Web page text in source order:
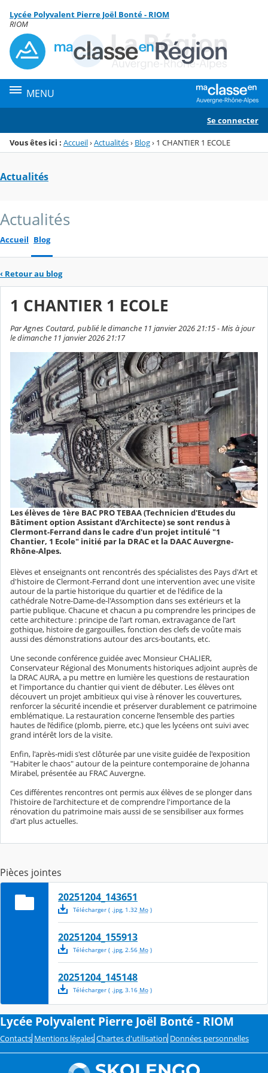
Menu de la rubrique
Contenu
Lycée Polyvalent Pierre Joël Bonté - RIOM
RIOM
MENU
Se connecter
Vous êtes ici : Accueil›Actualités› Blog› 1 CHANTIER 1 ECOLE
Actualités
Actualités
Accueil Blog
‹ Retour au blog
1 CHANTIER 1 ECOLE
Par Agnes Coutard, publié le dimanche 11 janvier 2026 21:15 - Mis à jour
le dimanche 11 janvier 2026 21:17
Les élèves de 1ère BAC PRO TEBAA (Technicien d'Etudes du
Bâtiment option Assistant d'Architecte) se sont rendus à
Clermont-Ferrand dans le cadre d'un projet intitulé "1
Chantier, 1 Ecole" initié par la DRAC et la DAAC Auvergne-
Rhône-Alpes.
Elèves et enseignants ont rencontrés des spécialistes des Pays d'Art et
d'histoire de Clermont-Ferrand dont une intervention avec une visite
autour de la partie historique du quartier et de l'édifice de la
cathédrale Notre-Dame-de-l'Assomption dans ses extérieurs et la
partie publique. Chacune et chacun a pu comprendre les principes de
cette architecture : principe de l'art roman, extravagance de l'art
gothique, histoire de gargouilles, fonction des clefs de voûte mais
aussi des démonstrations autour des arcs-boutants, etc.
Une seconde conférence guidée avec Monsieur CHALIER,
Conservateur Régional des Monuments historiques adjoint auprès de
la DRAC AURA, a pu mettre en lumière les questions de restauration
et l'importance du chantier qui vient de débuter. Les élèves ont
découvert un projet ambitieux qui vise à rénover les couvertures,
renforcer la sécurité incendie et préserver durablement ce patrimoine
emblématique. La restauration concerne l’ensemble des parties
hautes de l’édifice (plomb, pierre, etc.) que les lycéens ont suivi avec
grand intérêt lors de la visite.
Enfin, l'après-midi s'est clôturée par une visite guidée de l'exposition
"Habiter le chaos" autour de la peinture contemporaine de Johanna
Mirabel, présentée au FRAC Auvergne.
Ces différentes rencontres ont permis aux élèves de se plonger dans
l'histoire de l'architecture et de comprendre l'importance de la
rénovation du patrimoine mais aussi de se sensibiliser aux formes
d'art plus actuelles.
Pièces jointes
20251204_143651
Télécharger( .jpg, 1.32 Mo)
20251204_155913
Télécharger( .jpg, 2.56 Mo)
20251204_145148
Télécharger( .jpg, 3.16 Mo)
Lycée Polyvalent Pierre Joël Bonté - RIOM
Contacts Mentions légales Chartes d'utilisation Données personnelles